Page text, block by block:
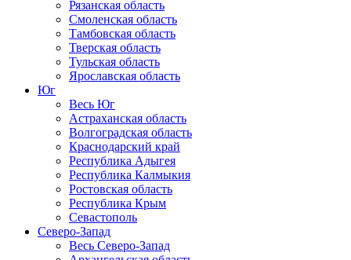
Рязанская область
Смоленская область
Тамбовская область
Тверская область
Тульская область
Ярославская область
Юг
Весь Юг
Астраханская область
Волгоградская область
Краснодарский край
Республика Адыгея
Республика Калмыкия
Ростовская область
Республика Крым
Севастополь
Северо-Запад
Весь Северо-Запад